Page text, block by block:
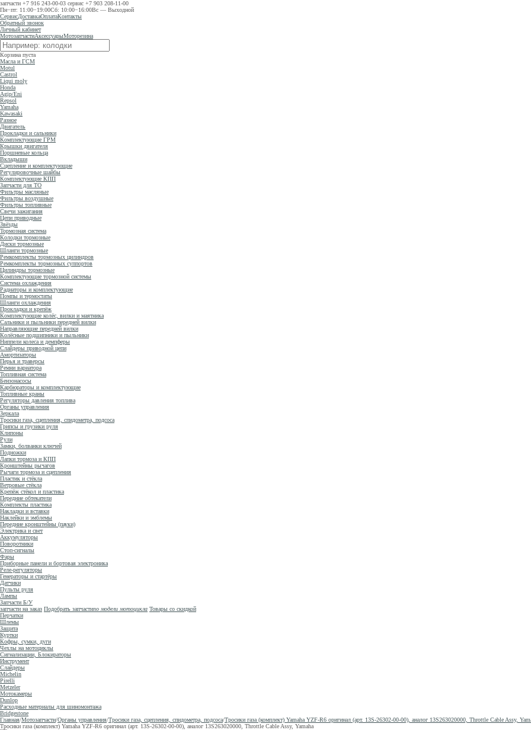
запчасти +7 916 243-00-03 сервис +7 903 208-11-00
Пн−пт: 11:00−19:00Сб: 10:00−16:00Вс — Выходной
СервисДоставкаОплатаКонтакты
Обратный звонок
Личный кабинет
МотозапчастиАксессуарыМоторезина
Корзина пуста
Масла и ГСМ
Motul
Castrol
Liqui moly
Honda
Agip/Eni
Repsol
Yamaha
Kawasaki
Разное
Двигатель
Прокладки и сальники
Комплектующие ГРМ
Крышки двигателя
Поршневые кольца
Вкладыши
Сцепление и комплектующие
Регулировочные шайбы
Комплектующие КПП
Запчасти для ТО
Фильтры масляные
Фильтры воздушные
Фильтры топливные
Свечи зажигания
Цепи приводные
Звёзды
Тормозная система
Колодки тормозные
Диски тормозные
Шланги тормозные
Ремкомплекты тормозных цилиндров
Ремкомплекты тормозных суппортов
Цилиндры тормозные
Комплектующие тормозной системы
Система охлаждения
Радиаторы и комплектующие
Помпы и термостаты
Шланги охлаждения
Прокладки и крепёж
Комплектующие колёс, вилки и маятника
Сальники и пыльники передней вилки
Направляющие передней вилки
Колёсные подшипники и пыльники
Ниппели колеса и демпферы
Слайдеры приводной цепи
Амортизаторы
Перья и траверсы
Ремни вариатора
Топливная система
Бензонасосы
Карбюраторы и комплектующие
Топливные краны
Регуляторы давления топлива
Органы управления
Зеркала
Тросики газа, сцепления, спидометра, подсоса
Грипсы и грузики руля
Клипоны
Рули
Замки, болванки ключей
Подножки
Лапки тормоза и КПП
Кронштейны рычагов
Рычаги тормоза и сцепления
Пластик и стёкла
Ветровые стёкла
Крепёж стёкол и пластика
Передние обтекатели
Комплекты пластика
Накладки и вставки
Наклейки и эмблемы
Передние кронштейны (пауки)
Электрика и свет
Аккумуляторы
Поворотники
Стоп-сигналы
Фары
Приборные панели и бортовая электроника
Реле-регуляторы
Генераторы и стартёры
Датчики
Пульты руля
Лампы
Запчасти Б/У
запчасти на заказ Подобрать запчастипо модели мотоцикла Товары со скидкой
Перчатки
Шлемы
Защита
Куртки
Кофры, сумки, дуги
Чехлы на мотоциклы
Сигнализации, Блокираторы
Инструмент
Слайдеры
Michelin
Pirelli
Metzeler
Мотокамеры
Dunlop
Расходные материалы для шиномонтажа
Bridgestone
Главная/Мотозапчасти/Органы управления/Тросики газа, сцепления, спидометра, подсоса/Тросики газа (комплект) Yamaha YZF-R6 оригинал (арт. 13S-26302-00-00), аналог 13S263020000, Throttle Cable Assy,
Тросики газа (комплект) Yamaha YZF-R6 оригинал (арт. 13S-26302-00-00), аналог 13S263020000, Throttle Cable Assy, Yamaha